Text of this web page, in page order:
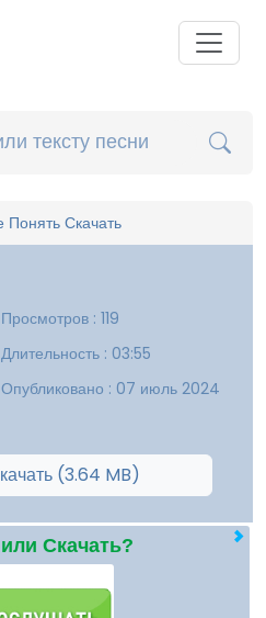
Скачать
Просмотров : 119
Длительность : 03:55
Опубликовано : 07 июль 2024
(3.64 MB)
Скачать?